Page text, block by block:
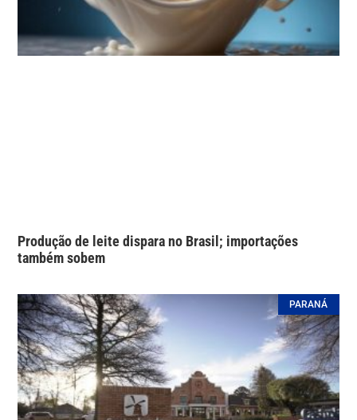
Produção de leite dispara no Brasil; importações
também sobem
PARANÁ